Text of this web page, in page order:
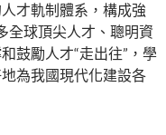
才軌制體系，構成強
全球頂尖人才、聰明資
鼓勵人才“走出往”，學
為我國現代化建設各